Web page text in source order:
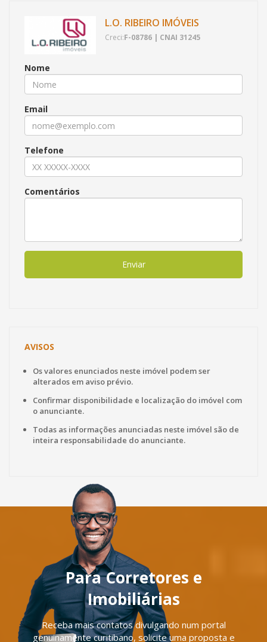
L.O. RIBEIRO IMÓVEIS
Creci:F-08786 | CNAI 31245
Nome
Email
Telefone
Comentários
Enviar
AVISOS
Os valores enunciados neste imóvel podem ser
alterados em aviso prévio.
Confirmar disponibilidade e localização do imóvel com
o anunciante.
Todas as informações anunciadas neste imóvel são de
inteira responsabilidade do anunciante.
Para Corretores e
Imobiliárias
Receba mais contatos divulgando num portal
genuinamente curitibano, solicite uma proposta e